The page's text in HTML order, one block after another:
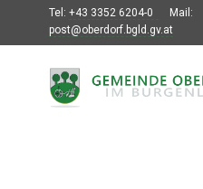
Tel: +43 3352 6204-0
Mail:
post@oberdorf.bgld.gv.at
Willkommen